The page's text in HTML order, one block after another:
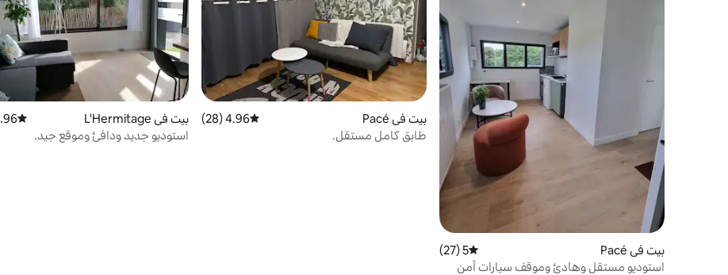
بيت في Pacé متوسط التقييم 5 من 5، 27 مراجعات
5 (27)
استوديو مستقل وهادئ وموقف سيارات آمن
بيت في Pacé متوسط التقييم 4.96 من 5، 28 مراجعات
4.96 (28)
طابق كامل مستقل.
بيت في L'Hermitage متوسط(491)
استوديو جديد ودافئ وموقع جيد.